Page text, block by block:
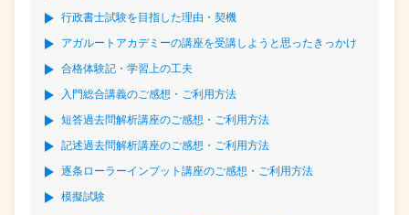
行政書士試験を目指した理由・契機
アガルートアカデミーの講座を受講しようと思ったきっかけ
合格体験記・学習上の工夫
入門総合講義のご感想・ご利用方法
短答過去問解析講座のご感想・ご利用方法
記述過去問解析講座のご感想・ご利用方法
逐条ローラーインプット講座のご感想・ご利用方法
模擬試験